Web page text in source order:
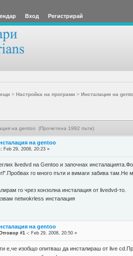
Вход Регистрирай
> Настройка на програми> Инсталация на
на gentoo (Прочетена 1992 пъти)
на gentoo
: Feb 29, 2008, 20:23 »
livedvd на Gentoo и започнах
го много пъти и вимаги забива там.Не
го чрез конзолна инсталация от livedvd-то.
netwokrless инсталация
на gentoo
#1 -: Feb 29, 2008, 20:50 »
е,че изобщо опитваш да инсталираш от live